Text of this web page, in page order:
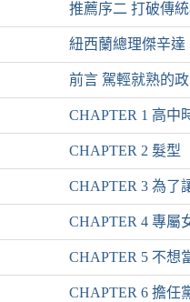
推薦序二 打破傳
紐西蘭總理傑辛
前言 駕輕就熟的
CHAPTER 1 高中
CHAPTER 2 髮型
CHAPTER 3 為了
CHAPTER 4 專屬
CHAPTER 5 不想
CHAPTER 6 擔任